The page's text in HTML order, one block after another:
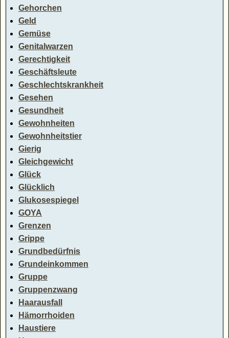
Gehorchen
Geld
Gemüse
Genitalwarzen
Gerechtigkeit
Geschäftsleute
Geschlechtskrankheit
Gesehen
Gesundheit
Gewohnheiten
Gewohnheitstier
Gierig
Gleichgewicht
Glück
Glücklich
Glukosespiegel
GOYA
Grenzen
Grippe
Grundbedürfnis
Grundeinkommen
Gruppe
Gruppenzwang
Haarausfall
Hämorrhoiden
Haustiere